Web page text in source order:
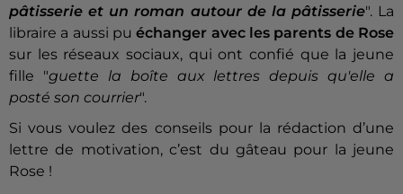
pâtisserie et un roman autour de la pâtisserie". La
libraire a aussi puéchanger avec les parents de Rose
sur les réseaux sociaux, qui ont confié que la jeune
fille "guette la boîte aux lettres depuis qu'elle a
posté son courrier".
Si vous voulez des conseils pour la rédaction d’une
lettre de motivation, c’est du gâteau pour la jeune
Rose !